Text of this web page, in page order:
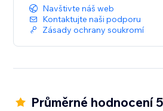
spokojenost zákazníků.
Navštivte náš web
Kontaktujte naši podporu
Zásady ochrany soukromí
Průměrné hodnocení